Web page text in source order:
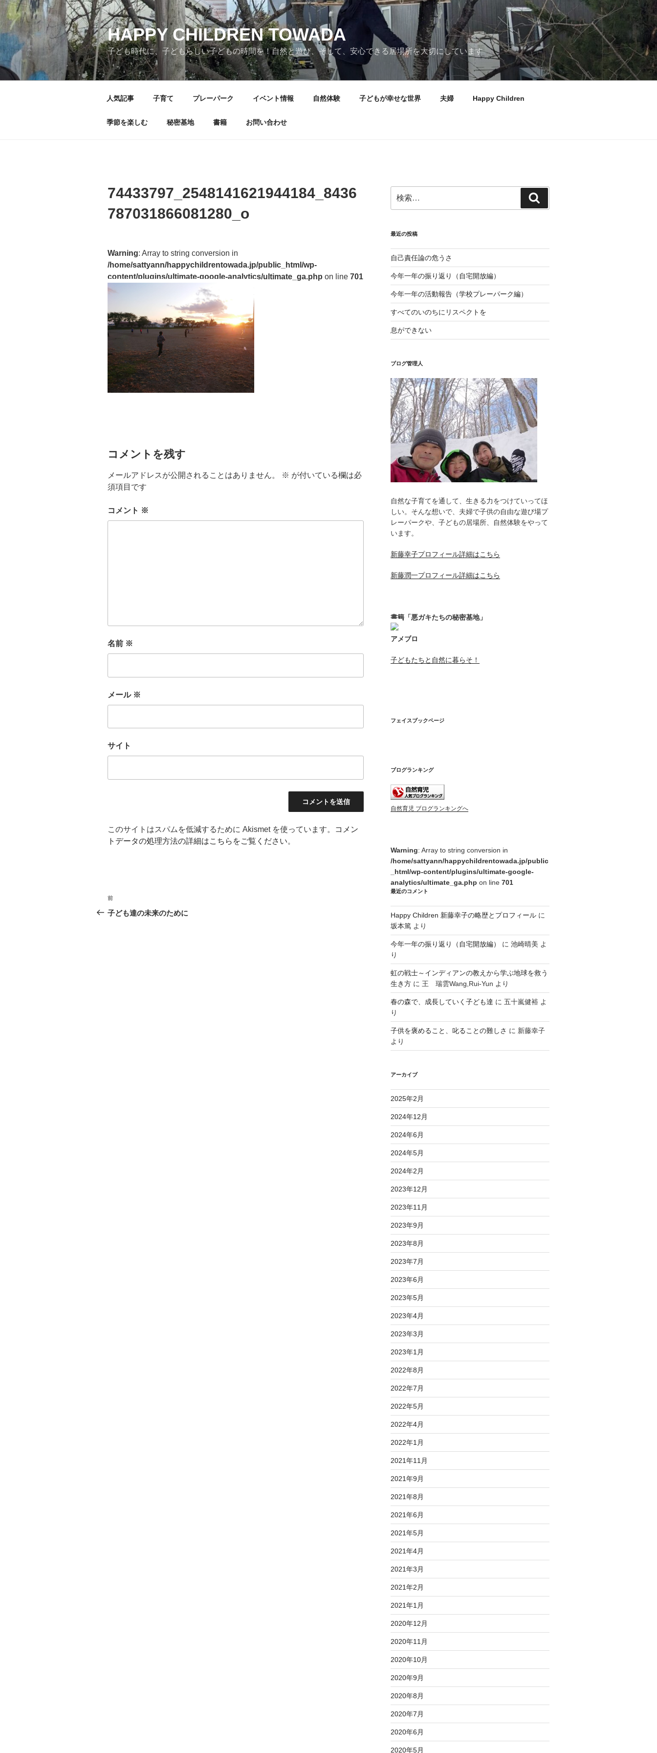
コ
ン
テ
ツ
へ
HAPPY CHILDREN TOWADA
子ども時代に、子どもらしい子どもの時間を！自然と遊び、そして、安心できる居場所を大切にしています
人気記事 子育て プレーパーク イベント情報 自然体験 子どもが幸せな世界 夫婦 Happy Children
季節を楽しむ 秘密基地 書籍 お問い合わせ
74433797_2548141621944184_8436
787031866081280_o
Warning: Array to string conversion in
/home/sattyann/happychildrentowada.jp/public_html/wp-
content/plugins/ultimate-google-analytics/ultimate_ga.php on line 701
コメントを残す
メールアドレスが公開されることはありません。 ※ が付いている欄は必
須項目です
コメント ※
名前 ※
メール ※
サイト
このサイトはスパムを低減するために Akismet を使っています。
コメン
トデータの処理方法の詳細はこちらをご覧ください。
投
稿
前
の
前
子ども達の未来のために
索:
索
最近の投稿
自己責任論の危うさ
今年一年の振り返り（自宅開放編）
今年一年の活動報告（学校プレーパーク編）
すべてのいのちにリスペクトを
息ができない
ブログ管理人
自然な子育てを通して、生きる力をつけていってほ
しい。そんな想いで、夫婦で子供の自由な遊び場プ
レーパークや、子どもの居場所、自然体験をやって
います。
新藤幸子プロフィール詳細はこちら
新藤潤一プロフィール詳細はこちら
書籍「悪ガキたちの秘密基地」
アメブロ
子どもたちと自然に暮らそ！
フェイスブックページ
ブログランキング
自然育児 ブログランキングへ
Warning: Array to string conversion in
/home/sattyann/happychildrentowada.jp/public
_html/wp-content/plugins/ultimate-google-
analytics/ultimate_ga.php on line 701
最近のコメント
Happy Children 新藤幸子の略歴とプロフィールに
坂本篤 より
今年一年の振り返り（自宅開放編） に 池崎晴美 よ
り
虹の戦士～インディアンの教えから学ぶ地球を救う
生き方に 王 瑞雲Wang,Rui-Yun より
春の森で、成長していく子ども達 に 五十嵐健裕よ
り
子供を褒めること、叱ることの難しさ に 新藤幸子
より
アーカイブ
2025年2月
2024年12月
2024年6月
2024年5月
2024年2月
2023年12月
2023年11月
2023年9月
2023年8月
2023年7月
2023年6月
2023年5月
2023年4月
2023年3月
2023年1月
2022年8月
2022年7月
2022年5月
2022年4月
2022年1月
2021年11月
2021年9月
2021年8月
2021年6月
2021年5月
2021年4月
2021年3月
2021年2月
2021年1月
2020年12月
2020年11月
2020年10月
2020年9月
2020年8月
2020年7月
2020年6月
2020年5月